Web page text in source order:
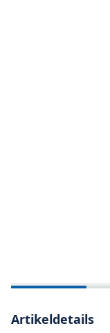
Artikeldetails